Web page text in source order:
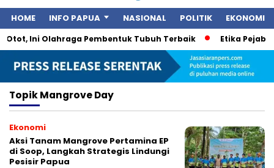
HOME INFO PAPUA NASIONAL POLITIK EKONOMI
Ini Olahraga Pembentuk Tubuh Terbaik Etika
TopikMangrove Day
Ekonomi
Aksi Tanam Mangrove Pertamina EP
di Soop, Langkah Strategis Lindungi
Pesisir Papua